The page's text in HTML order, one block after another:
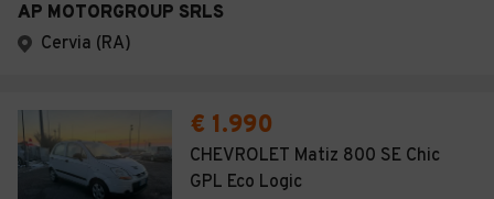
AP MOTORGROUP SRLS
Cervia (RA)
€ 1.990
CHEVROLET Matiz 800 SE Chic
GPL Eco Logic